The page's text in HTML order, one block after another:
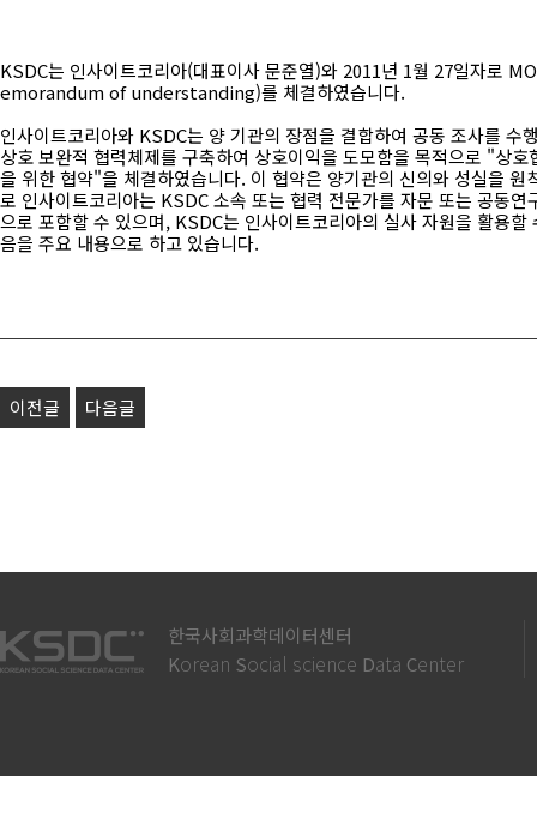
KSDC는 인사이트코리아(대표이사 문준열)와 2011년 1월 27일자로
emorandum of understanding)를 체결하였습니다.
인사이트코리아와 KSDC는 양 기관의 장점을 결합하여 공동 조사를 수
상호 보완적 협력체제를 구축하여 상호이익을 도모함을 목적으로 "상호
을 위한 협약"을 체결하였습니다. 이 협약은 양기관의 신의와 성실을 원
로 인사이트코리아는 KSDC 소속 또는 협력 전문가를 자문 또는 공동연
으로 포함할 수 있으며, KSDC는 인사이트코리아의 실사 자원을 활용할
음을 주요 내용으로 하고 있습니다.
이전글 다음글
한국사회과학데이터센터
Korean Social science Data Center